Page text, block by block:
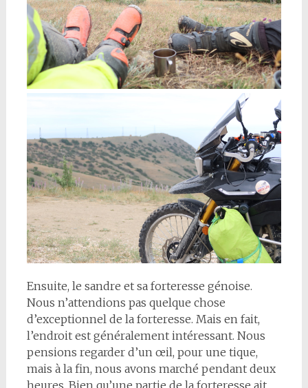
Ensuite, le sandre et sa forteresse génoise.
Nous n’attendions pas quelque chose
d’exceptionnel de la forteresse. Mais en fait,
l’endroit est généralement intéressant. Nous
pensions regarder d’un œil, pour une tique,
mais à la fin, nous avons marché pendant deux
heures. Bien qu’une partie de la forteresse ait